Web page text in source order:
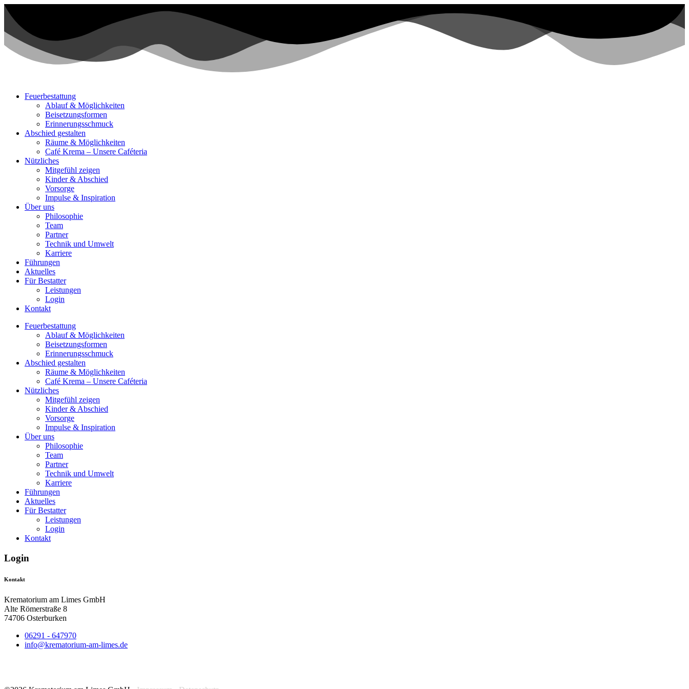
Zum
Inhalt
wechseln
Feuerbestattung
Ablauf & Möglichkeiten
Beisetzungsformen
Erinnerungsschmuck
Abschied gestalten
Räume & Möglichkeiten
Café Krema – Unsere Caféteria
Nützliches
Mitgefühl zeigen
Kinder & Abschied
Vorsorge
Impulse & Inspiration​
Über uns
Philosophie
Team
Partner
Technik und Umwelt
Karriere
Führungen
Aktuelles
Für Bestatter
Leistungen
Login
Kontakt
Feuerbestattung
Ablauf & Möglichkeiten
Beisetzungsformen
Erinnerungsschmuck
Abschied gestalten
Räume & Möglichkeiten
Café Krema – Unsere Caféteria
Nützliches
Mitgefühl zeigen
Kinder & Abschied
Vorsorge
Impulse & Inspiration​
Über uns
Philosophie
Team
Partner
Technik und Umwelt
Karriere
Führungen
Aktuelles
Für Bestatter
Leistungen
Login
Kontakt
Login
Kontakt
Krematorium am Limes GmbH
Alte Römerstraße 8
74706 Osterburken
06291 - 647970
info@krematorium-am-limes.de